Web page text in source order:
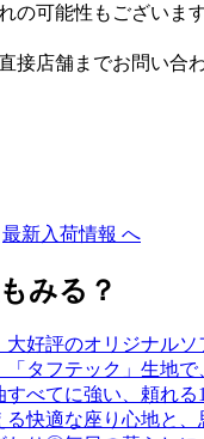
の可能性もございま
接店舗までお問い合
最新入荷情報 へ
みる？